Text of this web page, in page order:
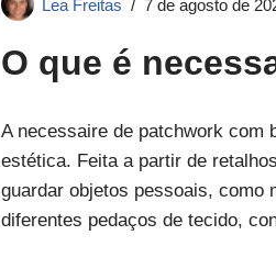
Lea Freitas 7 de agosto de
O que é
A necessaire de patchwork com
estética. Feita a partir de
guardar objetos pessoais, como
diferentes pedaços de tecido,